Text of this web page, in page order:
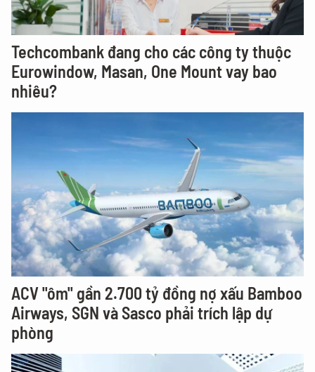
Techcombank đang cho các công ty thuộc
Eurowindow, Masan, One Mount vay bao
nhiêu?
ACV "ôm" gần 2.700 tỷ đồng nợ xấu Bamboo
Airways, SGN và Sasco phải trích lập dự
phòng